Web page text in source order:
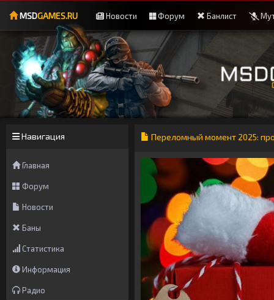
MSDGAMES.RU Новости Форум Банлист
Навигация
Главная
Форум
Новости
Баны
Статистика
Информация
Радио
Переломный момент 2025: